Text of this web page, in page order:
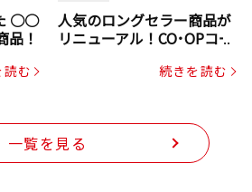
○○
品！
む
人気のロングセラー商品が
リニューアル！CO･OPコー
続きを読む
一覧を見る